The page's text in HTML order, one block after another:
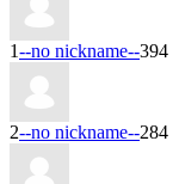
1--no nickname--394
2--no nickname--284